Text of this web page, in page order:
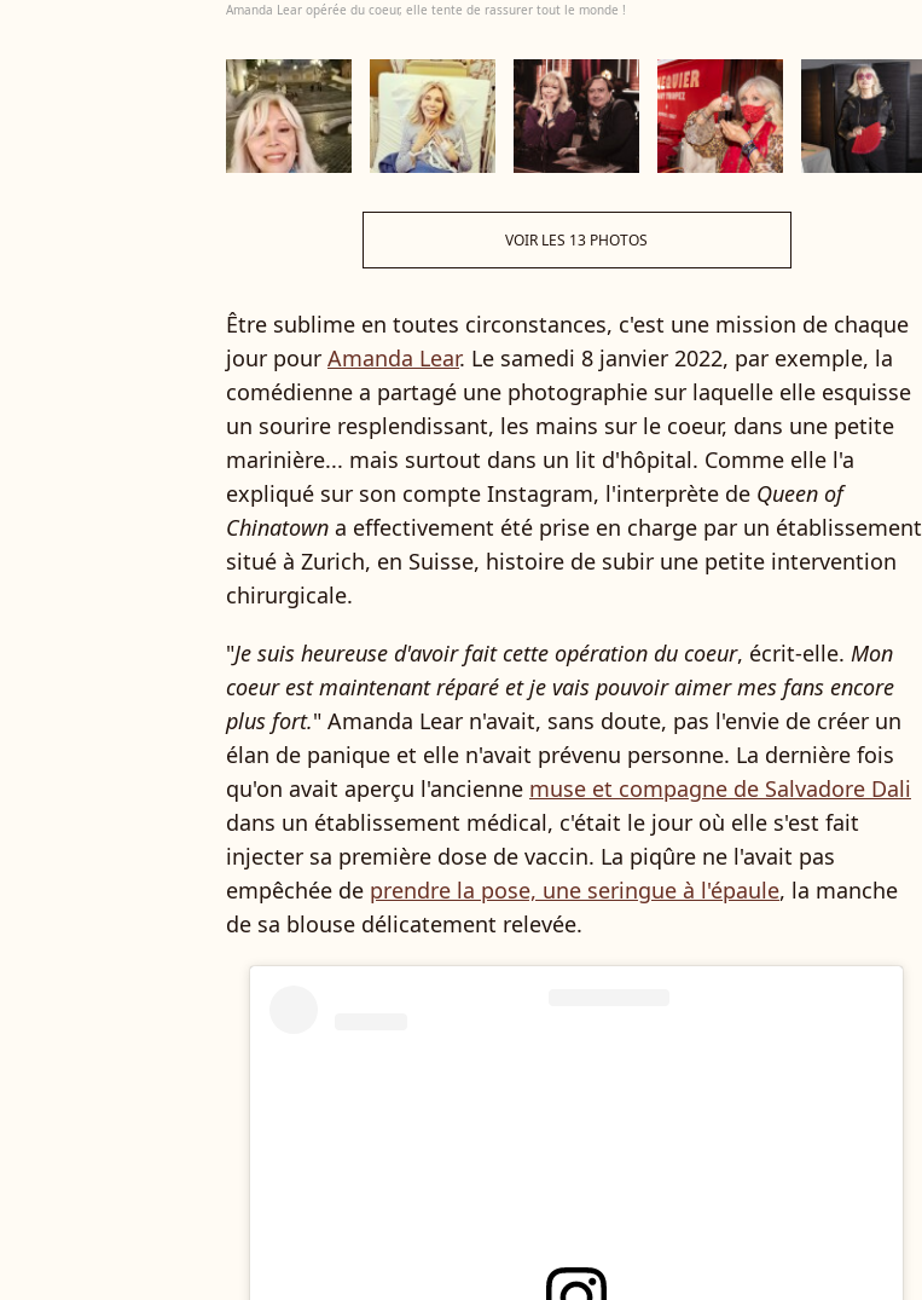
Amanda Lear opérée du coeur, elle tente de rassurer tout le monde !
VOIR LES 13 PHOTOS
Être sublime en toutes circonstances, c'est une mission de chaque
jour pour Amanda Lear. Le samedi 8 janvier 2022, par exemple, la
comédienne a partagé une photographie sur laquelle elle esquisse
un sourire resplendissant, les mains sur le coeur, dans une petite
marinière... mais surtout dans un lit d'hôpital. Comme elle l'a
expliqué sur son compte Instagram, l'interprète de Queen of
Chinatown a effectivement été prise en charge par un établissement
situé à Zurich, en Suisse, histoire de subir une petite intervention
chirurgicale.
"Je suis heureuse d'avoir fait cette opération du coeur, écrit-elle. Mon
coeur est maintenant réparé et je vais pouvoir aimer mes fans encore
plus fort." Amanda Lear n'avait, sans doute, pas l'envie de créer un
élan de panique et elle n'avait prévenu personne. La dernière fois
qu'on avait aperçu l'ancienne muse et compagne de Salvadore Dali
dans un établissement médical, c'était le jour où elle s'est fait
injecter sa première dose de vaccin. La piqûre ne l'avait pas
empêchée de prendre la pose, une seringue à l'épaule, la manche
de sa blouse délicatement relevée.